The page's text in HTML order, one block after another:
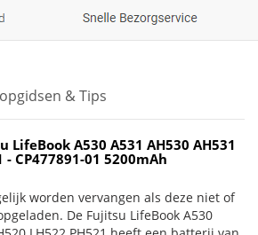
& Tips
A530 A531 AH530 AH531
- CP477891-01 5200mAh
worden vervangen als deze niet of
De Fujitsu LifeBook A530